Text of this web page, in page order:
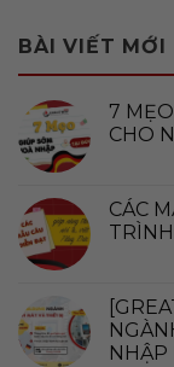
BÀI VIẾT MỚI
7
CHO
CÁC